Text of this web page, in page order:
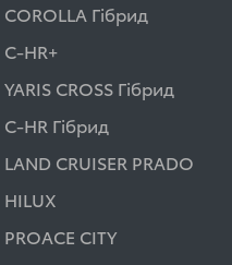
COROLLA Гібрид
C-HR+
YARIS CROSS Гібрид
C-HR Гібрид
LAND CRUISER PRADO
HILUX
PROACE CITY